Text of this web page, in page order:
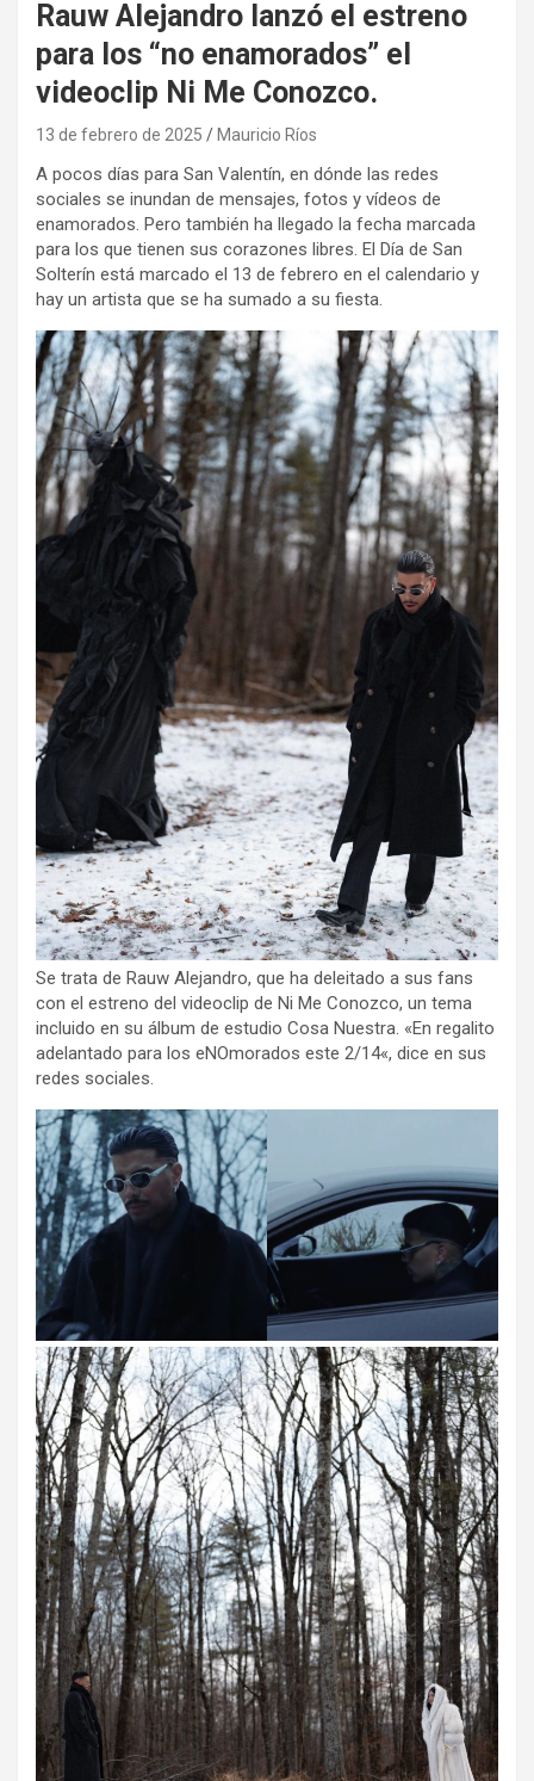
Rauw Alejandro lanzó el estreno
para los “no enamorados” el
videoclip Ni Me Conozco.
13 de febrero de 2025 Mauricio Ríos
A pocos días para San Valentín, en dónde las redes
sociales se inundan de mensajes, fotos y vídeos de
enamorados. Pero también ha llegado la fecha marcada
para los que tienen sus corazones libres. El Día de San
Solterín está marcado el 13 de febrero en el calendario y
hay un artista que se ha sumado a su fiesta.
Se trata de Rauw Alejandro, que ha deleitado a sus fans
con el estreno del videoclip de Ni Me Conozco, un tema
incluido en su álbum de estudio Cosa Nuestra. «En regalito
adelantado para los eNOmorados este 2/14«, dice en sus
redes sociales.